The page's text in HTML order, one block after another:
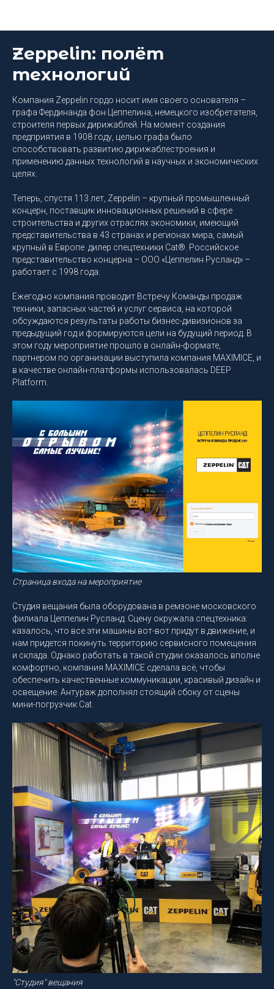
Zeppelin: полёт
технологий
Компания Zeppelin гордо носит имя своего основателя –
графа Фердинанда фон Цеппелина, немецкого изобретателя,
строителя первых дирижаблей. На момент создания
предприятия в 1908 году, целью графа было
способствовать развитию дирижаблестроения и
применению данных технологий в научных и экономических
целях.
Теперь, спустя 113 лет, Zeppelin – крупный промышленный
концерн, поставщик инновационных решений в сфере
строительства и других отраслях экономики, имеющий
представительства в 43 странах и регионах мира, самый
крупный в Европе дилер спецтехники Cat®. Российское
представительство концерна – ООО «Цеппелин Русланд» –
работает с 1998 года.
Ежегодно компания проводит Встречу Команды продаж
техники, запасных частей и услуг сервиса, на которой
обсуждаются результаты работы бизнес-дивизионов за
предыдущий год и формируются цели на будущий период. В
этом году мероприятие прошло в онлайн-формате,
партнером по организации выступила компания MAXIMICE, и
в качестве онлайн-платформы использовалась DEEP
Platform.
Страница входа на мероприятие
Студия вещания была оборудована в ремзоне московского
филиала Цеппелин Русланд. Сцену окружала спецтехника:
казалось, что все эти машины вот-вот придут в движение, и
нам придется покинуть территорию сервисного помещения
и склада. Однако работать в такой студии оказалось вполне
комфортно, компания MAXIMICE сделала всё, чтобы
обеспечить качественные коммуникации, красивый дизайн и
освещение. Антураж дополнял стоящий сбоку от сцены
мини-погрузчик Cat.
"Студия" вещания